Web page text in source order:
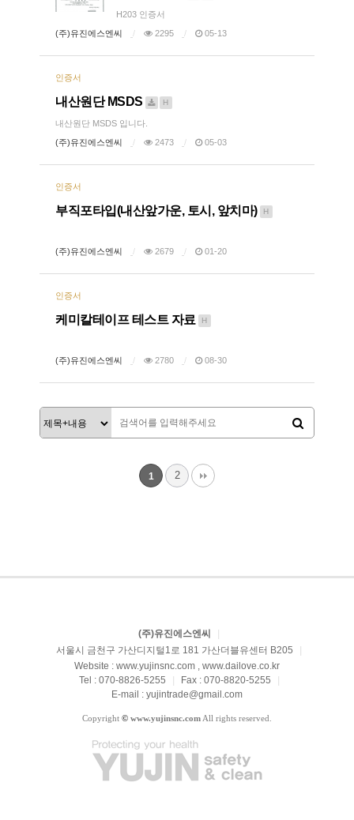
H203 인증서
(주)유진에스엔씨
2295 05-13
인증서
내산원단 MSDS H
내산원단 MSDS 입니다.
(주)유진에스엔씨
2473 05-03
인증서
부직포타입(내산앞가운, 토시, 앞치마) H
(주)유진에스엔씨 2679 01-20
인증서
케미칼테이프 테스트 자료 H
(주)유진에스엔씨 2780 08-30
1 2
(주)유진에스엔씨
서울시 금천구 가산디지털1로 181 가산더블유센터 B205
Website : www.yujinsnc.com , www.dailove.co.kr
Tel : 070-8826-5255
Fax : 070-8820-5255
E-mail : yujintrade@gmail.com
Copyright © www.yujinsnc.com All rights reserved.